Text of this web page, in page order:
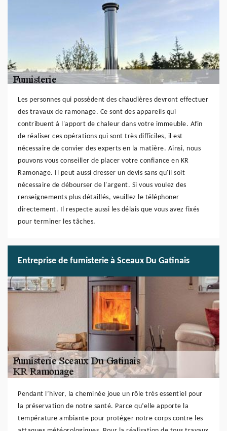
Les personnes qui possèdent des chaudières devront effectuer
des travaux de ramonage. Ce sont des appareils qui
contribuent à l'apport de chaleur dans votre immeuble. Afin
de réaliser ces opérations qui sont très difficiles, il est
nécessaire de convier des experts en la matière. Ainsi, nous
pouvons vous conseiller de placer votre confiance en KR
Ramonage. Il peut aussi dresser un devis sans qu'il soit
nécessaire de débourser de l'argent. Si vous voulez des
renseignements plus détaillés, veuillez le téléphoner
directement. Il respecte aussi les délais que vous avez fixés
pour terminer les tâches.
Entreprise de fumisterie à Sceaux Du Gatinais
Pendant l’hiver, la cheminée joue un rôle très essentiel pour
la préservation de notre santé. Parce qu’elle apporte la
température ambiante pour protéger notre corps contre les